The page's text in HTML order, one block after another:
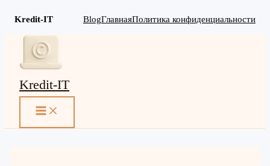
Kredit-IT BlogГлавнаяПолитика конфиденциальности
Перейти
содержимому
Kredit-IT
MAIN